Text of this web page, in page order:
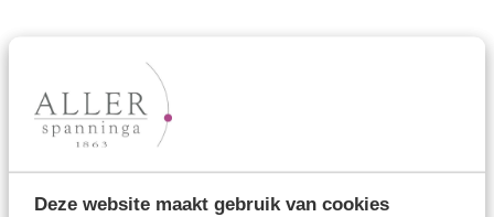
Deze website maakt gebruik van cookies
Ons aanbod
Trouwringen
Memoireringen
Verlovingsringen